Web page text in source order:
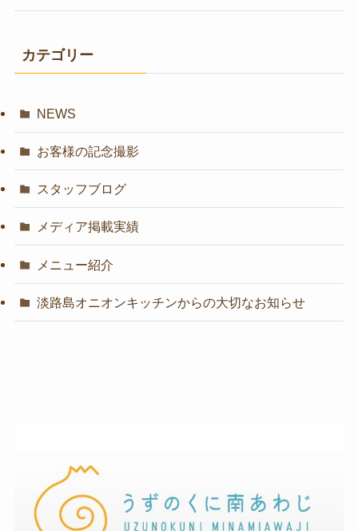
カテゴリー
NEWS
お客様の記念撮影
スタッフブログ
メディア掲載実績
メニュー紹介
淡路島オニオンキッチンからの大切なお知らせ